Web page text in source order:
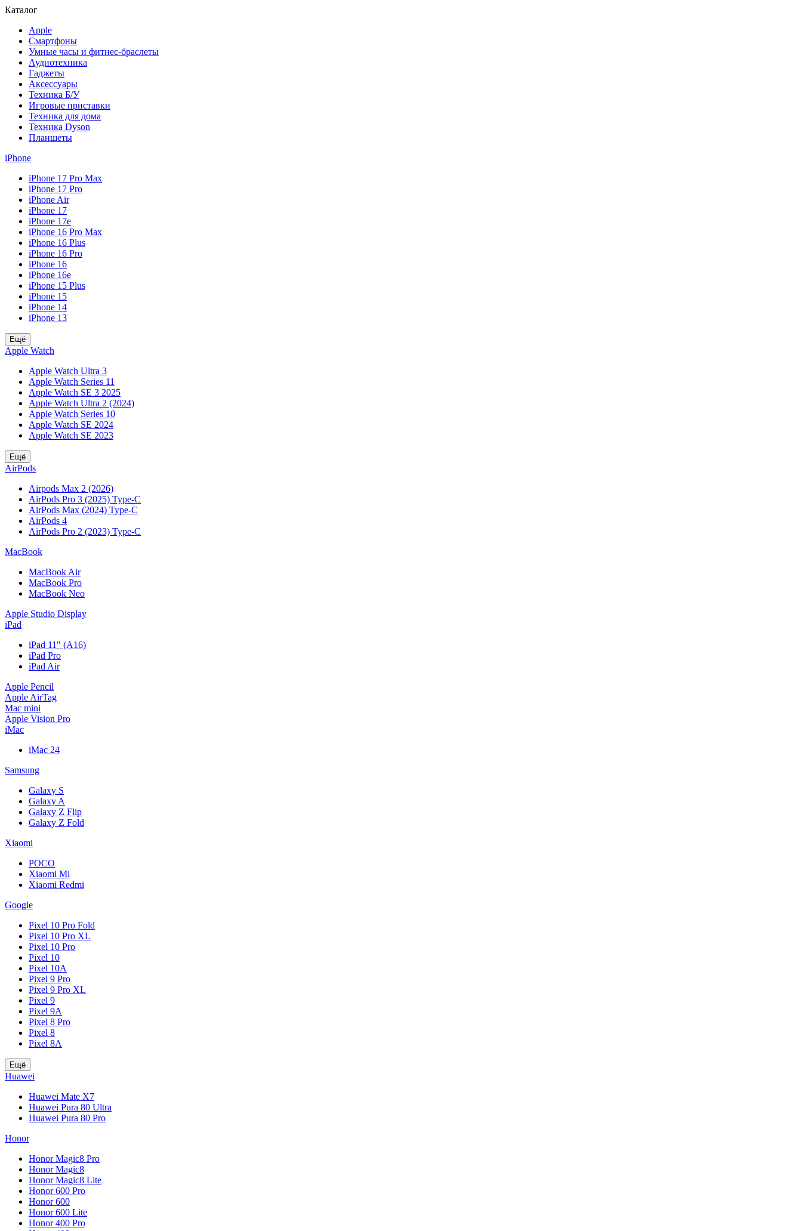
Каталог
Apple
Смартфоны
Умные часы и фитнес-браслеты
Аудиотехника
Гаджеты
Аксессуары
Техника Б/У
Игровые приставки
Техника для дома
Техника Dyson
Планшеты
iPhone
iPhone 17 Pro Max
iPhone 17 Pro
iPhone Air
iPhone 17
iPhone 17e
iPhone 16 Pro Max
iPhone 16 Plus
iPhone 16 Pro
iPhone 16
iPhone 16e
iPhone 15 Plus
iPhone 15
iPhone 14
iPhone 13
Ещё
Apple Watch
Apple Watch Ultra 3
Apple Watch Series 11
Apple Watch SE 3 2025
Apple Watch Ultra 2 (2024)
Apple Watch Series 10
Apple Watch SE 2024
Apple Watch SE 2023
Ещё
AirPods
Airpods Max 2 (2026)
AirPods Pro 3 (2025) Type-C
AirPods Max (2024) Type-C
AirPods 4
AirPods Pro 2 (2023) Type-C
MacBook
MacBook Air
MacBook Pro
MacBook Neo
Apple Studio Display
iPad
iPad 11" (A16)
iPad Pro
iPad Air
Apple Pencil
Apple AirTag
Mac mini
Apple Vision Pro
iMac
iMac 24
Samsung
Galaxy S
Galaxy A
Galaxy Z Flip
Galaxy Z Fold
Xiaomi
POCO
Xiaomi Mi
Xiaomi Redmi
Google
Pixel 10 Pro Fold
Pixel 10 Pro XL
Pixel 10 Pro
Pixel 10
Pixel 10A
Pixel 9 Pro
Pixel 9 Pro XL
Pixel 9
Pixel 9A
Pixel 8 Pro
Pixel 8
Pixel 8A
Ещё
Huawei
Huawei Mate X7
Huawei Pura 80 Ultra
Huawei Pura 80 Pro
Honor
Honor Magic8 Pro
Honor Magic8
Honor Magic8 Lite
Honor 600 Pro
Honor 600
Honor 600 Lite
Honor 400 Pro